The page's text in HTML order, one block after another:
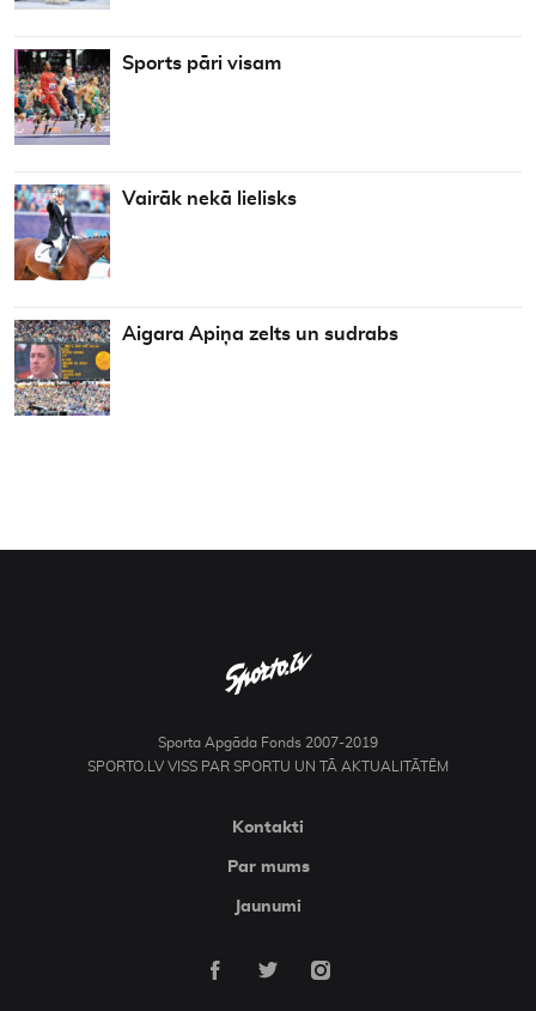
Sports pāri visam
Vairāk nekā lielisks
Aigara Apiņa zelts un sudrabs
Sporta Apgāda Fonds 2007-2019
SPORTO.LV VISS PAR SPORTU UN TĀ AKTUALITĀTĒM
Kontakti
Par mums
Jaunumi